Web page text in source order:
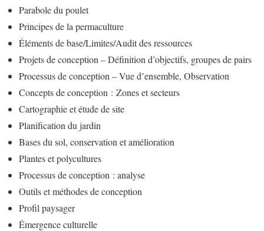
Parabole du poulet
Principes de la permaculture
Éléments de base/Limites/Audit des ressources
Projets de conception – Définition d’objectifs, groupes de pairs
Processus de conception – Vue d’ensemble, Observation
Concepts de conception : Zones et secteurs
Cartographie et étude de site
Planification du jardin
Bases du sol, conservation et amélioration
Plantes et polycultures
Processus de conception : analyse
Outils et méthodes de conception
Profil paysager
Émergence culturelle